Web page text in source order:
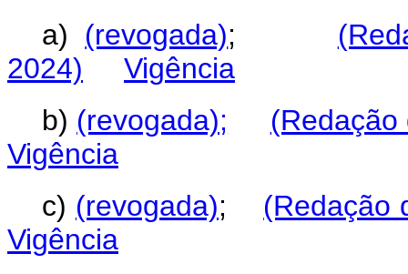
a) (revogada);
2024)
Vigência
b) (revogada);
(Redação
Vigência
c) (revogada); (Redação
Vigência